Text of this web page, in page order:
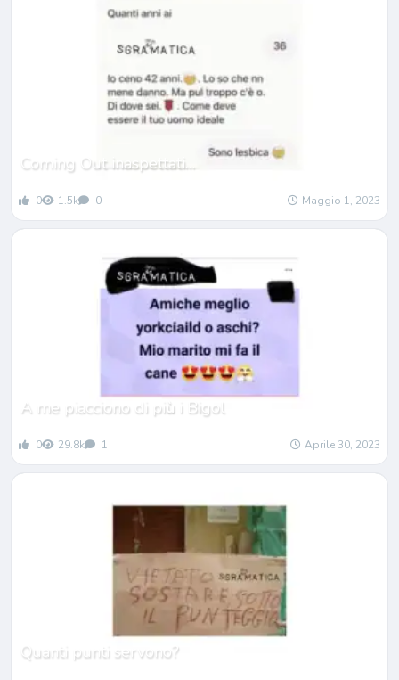
Coming Out inaspettati…
0 1.5k 0 Maggio 1, 2023
A me piacciono di piùi Bigol
0 29.8k 1 Aprile 30, 2023
Quanti punti servono?